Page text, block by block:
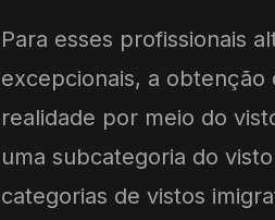
Para esses profissionais
excepcionais, a
realidade por meio do
uma subcategoria do
categorias de vistos